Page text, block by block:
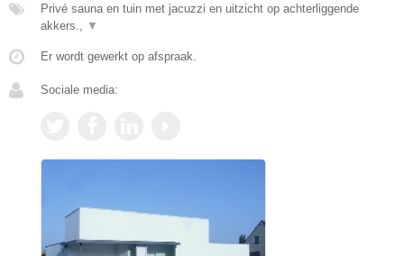
Privé sauna en tuin met jacuzzi en uitzicht op achterliggende
akkers.,
▼
Er wordt gewerkt op afspraak.
Sociale media: